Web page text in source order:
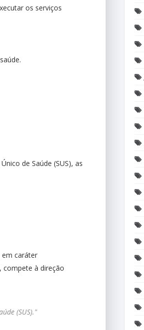
os serviços
de Saúde (SUS), as
em caráter
, compete à direção
(SUS)."